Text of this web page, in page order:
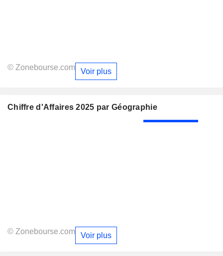
© Zonebourse.com Voir plus
Chiffre d'Affaires 2025 par Géographie
© Zonebourse.com Voir plus